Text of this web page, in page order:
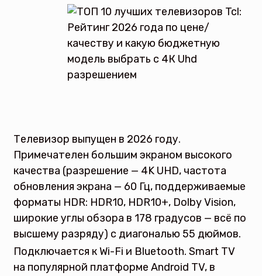
Телевизор выпущен в 2026 году.
Примечателен большим экраном высокого
качества (разрешение — 4K UHD, частота
обновления экрана — 60 Гц, поддерживаемые
форматы HDR: HDR10, HDR10+, Dolby Vision,
широкие углы обзора в 178 градусов — всё по
высшему разряду) с диагональю 55 дюймов.
Подключается к Wi-Fi и Bluetooth. Smart TV
на популярной платформе Android TV, в